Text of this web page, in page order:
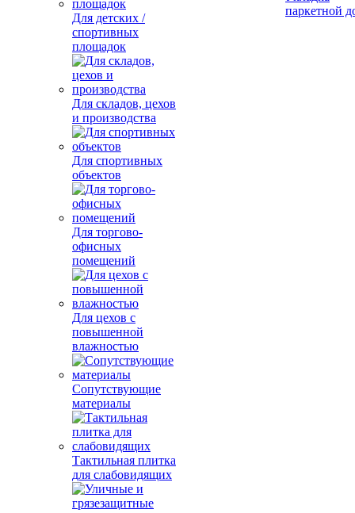
Для детских /
спортивных
площадок
Для складов, цехов
и производства
Для спортивных
объектов
Для торгово-
офисных
помещений
Для цехов с
повышенной
влажностью
Сопутствующие
материалы
Тактильная плитка
для слабовидящих
паркетной